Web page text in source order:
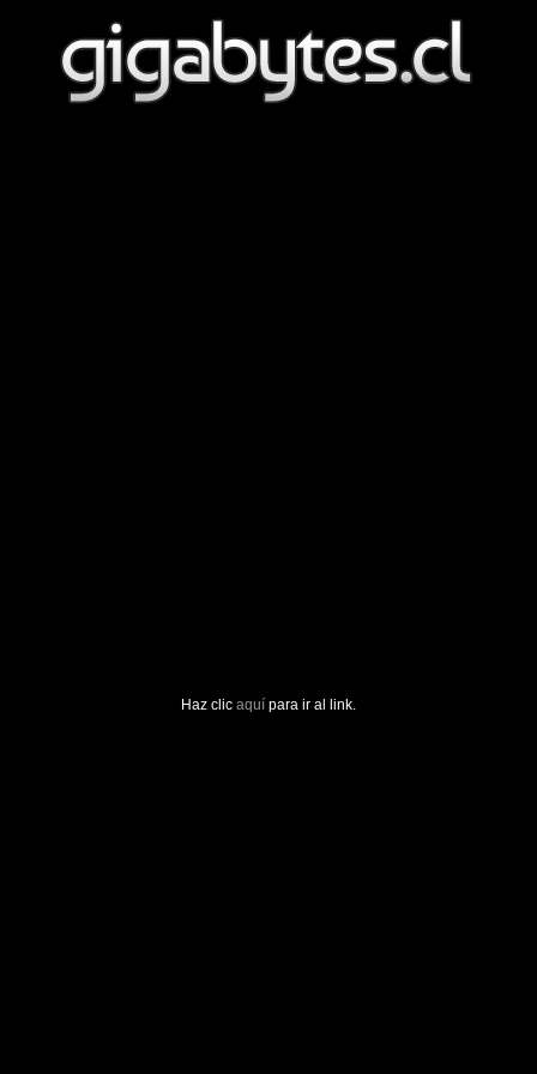
Haz clic aquí para ir al link.